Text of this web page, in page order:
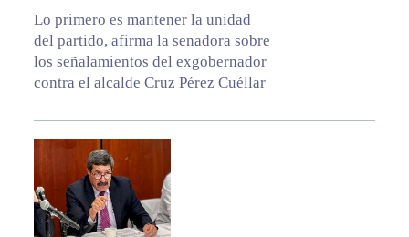
Lo primero es mantener la unidad
del partido, afirma la senadora sobre
los señalamientos del exgobernador
contra el alcalde Cruz Pérez Cuéllar